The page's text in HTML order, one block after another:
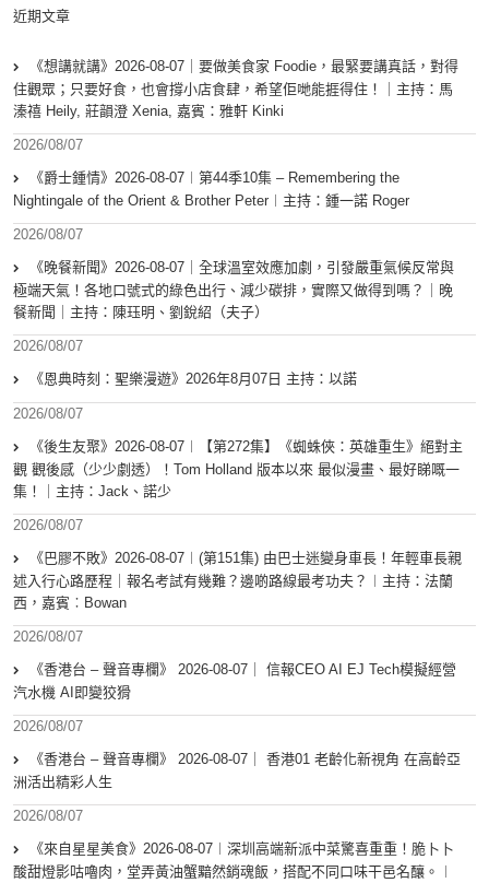
近期文章
《想講就講》2026-08-07｜要做美食家 Foodie，最緊要講真話，對得
住觀眾；只要好食，也會撐小店食肆，希望佢哋能捱得住！｜主持：馬
溱禧 Heily, 莊韻澄 Xenia, 嘉賓：雅軒 Kinki
2026/08/07
《爵士鍾情》2026-08-07︱第44季10集 – Remembering the
Nightingale of the Orient & Brother Peter︱主持：鍾一諾 Roger
2026/08/07
《晚餐新聞》2026-08-07｜全球溫室效應加劇，引發嚴重氣候反常與
極端天氣！各地口號式的綠色出行、減少碳排，實際又做得到嗎？｜晚
餐新聞｜主持：陳珏明、劉銳紹（夫子）
2026/08/07
《恩典時刻：聖樂漫遊》2026年8月07日 主持：以諾
2026/08/07
《後生友聚》2026-08-07︱【第272集】《蜘蛛俠：英雄重生》絕對主
觀 觀後感（少少劇透）！Tom Holland 版本以來 最似漫畫、最好睇嘅一
集！｜主持：Jack、諾少
2026/08/07
《巴膠不敗》2026-08-07︱(第151集) 由巴士迷變身車長！年輕車長親
述入行心路歷程｜報名考試有幾難？邊啲路線最考功夫？︱主持：法蘭
西，嘉賓︰Bowan
2026/08/07
《香港台 – 聲音專欄》 2026-08-07｜ 信報CEO AI EJ Tech模擬經營
汽水機 AI即變狡猾
2026/08/07
《香港台 – 聲音專欄》 2026-08-07｜ 香港01 老齡化新視角 在高齡亞
洲活出精彩人生
2026/08/07
《來自星星美食》2026-08-07︱深圳高端新派中菜驚喜重重！脆卜卜
酸甜燈影咕嚕肉，堂弄黃油蟹黯然銷魂飯，搭配不同口味干邑名釀。︱